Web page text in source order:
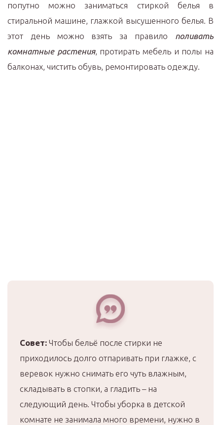
попутно можно заниматься стиркой белья в
стиральной машине, глажкой высушенного белья. В
этот день можно взять за правило поливать
комнатные растения, протирать мебель и полы на
балконах, чистить обувь, ремонтировать одежду.
Совет: Чтобы бельё после стирки не
приходилось долго отпаривать при глажке, с
веревок нужно снимать его чуть влажным,
складывать в стопки, а гладить – на
следующий день. Чтобы уборка в детской
комнате не занимала много времени, нужно в